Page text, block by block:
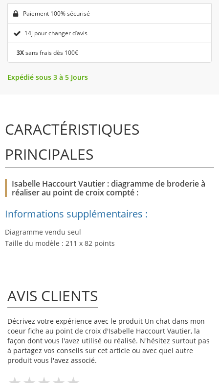
Paiement 100% sécurisé
14j pour changer d’avis
3Xsans frais dès 100€
Expédié sous 3 à 5 Jours
CARACTÉRISTIQUES
PRINCIPALES
Isabelle Haccourt Vautier : diagramme de broderie à
réaliser au point de croix compté :
Informations supplémentaires :
Diagramme vendu seul
Taille du modèle : 211 x 82 points
AVIS CLIENTS
Décrivez votre expérience avec le produit Un chat dans mon
coeur fiche au point de croix d'Isabelle Haccourt Vautier, la
façon dont vous l'avez utilisé ou réalisé. N'hésitez surtout pas
à partagez vos conseils sur cet article ou avec quel autre
produit vous l'avez associé.